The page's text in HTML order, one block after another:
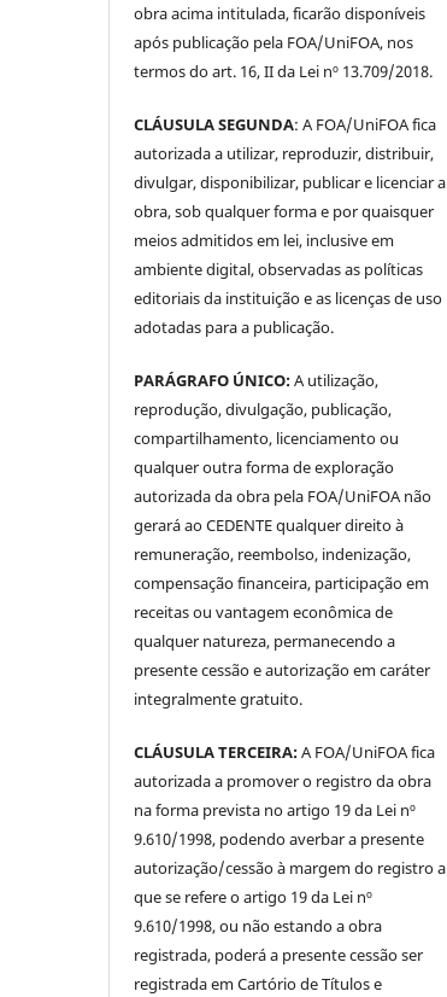
obra acima intitulada, ficarão disponíveis
após publicação pela FOA/UniFOA, nos
termos do art. 16, II da Lei nº 13.709/2018.
CLÁUSULA SEGUNDA: A FOA/UniFOA fica
autorizada a utilizar, reproduzir, distribuir,
divulgar, disponibilizar, publicar e licenciar a
obra, sob qualquer forma e por quaisquer
meios admitidos em lei, inclusive em
ambiente digital, observadas as políticas
editoriais da instituição e as licenças de uso
adotadas para a publicação.
PARÁGRAFO ÚNICO:A utilização,
reprodução, divulgação, publicação,
compartilhamento, licenciamento ou
qualquer outra forma de exploração
autorizada da obra pela FOA/UniFOA não
gerará ao CEDENTE qualquer direito à
remuneração, reembolso, indenização,
compensação financeira, participação em
receitas ou vantagem econômica de
qualquer natureza, permanecendo a
presente cessão e autorização em caráter
integralmente gratuito.
CLÁUSULA TERCEIRA:A FOA/UniFOA fica
autorizada a promover o registro da obra
na forma prevista no artigo 19 da Lei nº
9.610/1998, podendo averbar a presente
autorização/cessão à margem do registro a
que se refere o artigo 19 da Lei nº
9.610/1998, ou não estando a obra
registrada, poderá a presente cessão ser
registrada em Cartório de Títulos e